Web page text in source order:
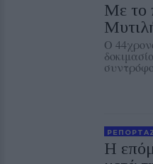
Με το
Ο
Η